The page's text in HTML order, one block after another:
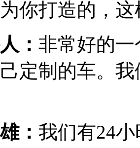
你打造的，
： 非常好的
定制的车。
： 我们有24